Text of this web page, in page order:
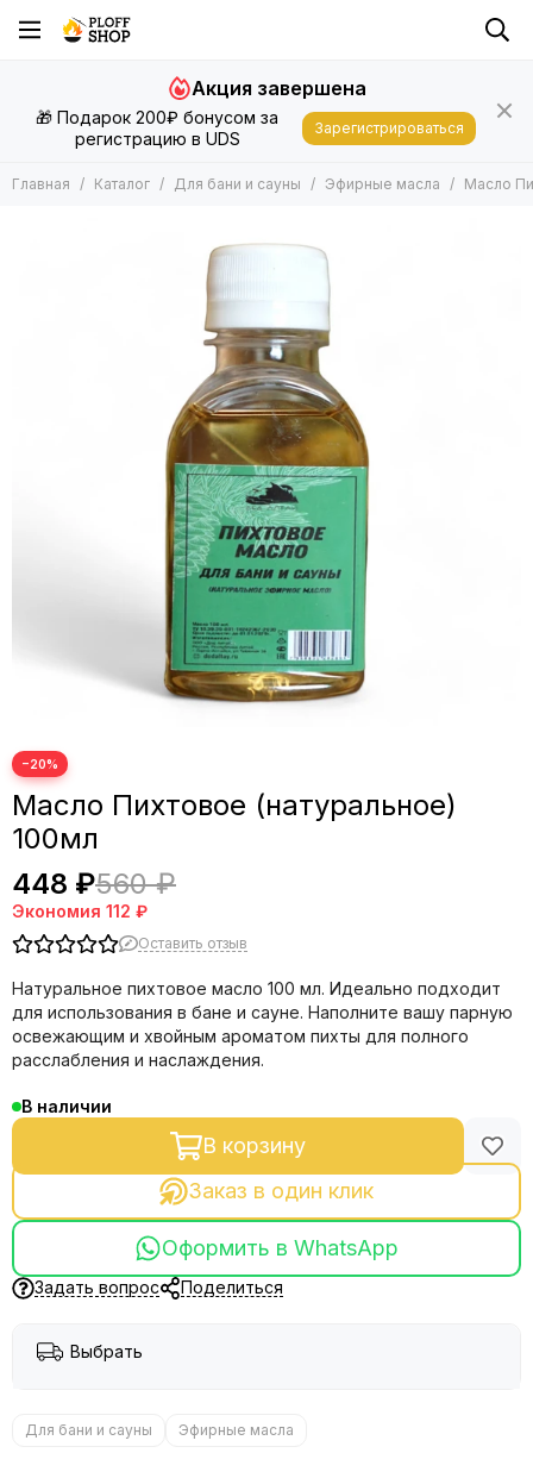
Для бани и сауны
Запарки
Эфирные масла
Подушки, Матрасы, Валики
🎁 Подарок 200₽ бонусом за
регистрацию в UDS
Акция завершена
Зарегистрироваться
Главная Каталог Для бани и сауны Эфирные масла Масло
−20%
Масло Пихтовое (натуральное)
100мл
448 ₽560 ₽
Экономия 112 ₽
Оставить отзыв
Натуральное пихтовое масло 100 мл. Идеально подходит
для использования в бане и сауне. Наполните вашу парную
освежающим и хвойным ароматом пихты для полного
расслабления и наслаждения.
В наличии
В корзину
Заказ в один клик
Оформить в WhatsApp
Задать вопрос Поделиться
Выбрать
Для бани и сауны Эфирные масла